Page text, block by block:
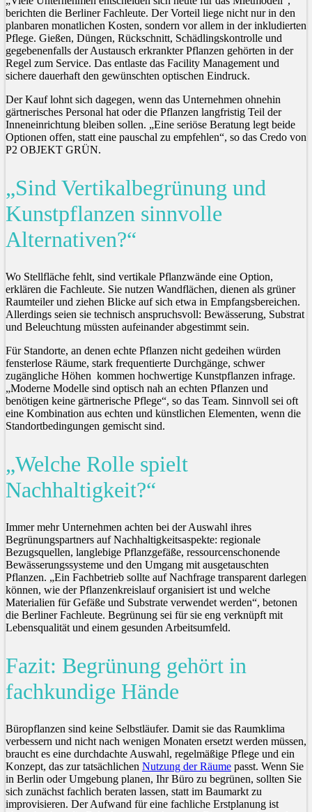
berichten die Berliner Fachleute. Der Vorteil liege nicht nur in den
planbaren monatlichen Kosten, sondern vor allem in der inkludierten
Pflege. Gießen, Düngen, Rückschnitt, Schädlingskontrolle und
gegebenenfalls der Austausch erkrankter Pflanzen gehörten in der
Regel zum Service. Das entlaste das Facility Management und
sichere dauerhaft den gewünschten optischen Eindruck.
Der Kauf lohnt sich dagegen, wenn das Unternehmen ohnehin
gärtnerisches Personal hat oder die Pflanzen langfristig Teil der
Inneneinrichtung bleiben sollen. „Eine seriöse Beratung legt beide
Optionen offen, statt eine pauschal zu empfehlen“, so das Credo von
P2 OBJEKT GRÜN.
„Sind Vertikalbegrünung und
Kunstpflanzen sinnvolle
Alternativen?“
Wo Stellfläche fehlt, sind vertikale Pflanzwände eine Option,
erklären die Fachleute. Sie nutzen Wandflächen, dienen als grüner
Raumteiler und ziehen Blicke auf sich etwa in Empfangsbereichen.
Allerdings seien sie technisch anspruchsvoll: Bewässerung, Substrat
und Beleuchtung müssten aufeinander abgestimmt sein.
Für Standorte, an denen echte Pflanzen nicht gedeihen würden
fensterlose Räume, stark frequentierte Durchgänge, schwer
zugängliche Höhen kommen hochwertige Kunstpflanzen infrage.
„Moderne Modelle sind optisch nah an echten Pflanzen und
benötigen keine gärtnerische Pflege“, so das Team. Sinnvoll sei oft
eine Kombination aus echten und künstlichen Elementen, wenn die
Standortbedingungen gemischt sind.
„Welche Rolle spielt
Nachhaltigkeit?“
Immer mehr Unternehmen achten bei der Auswahl ihres
Begrünungspartners auf Nachhaltigkeitsaspekte: regionale
Bezugsquellen, langlebige Pflanzgefäße, ressourcenschonende
Bewässerungssysteme und den Umgang mit ausgetauschten
Pflanzen. „Ein Fachbetrieb sollte auf Nachfrage transparent darlegen
können, wie der Pflanzenkreislauf organisiert ist und welche
Materialien für Gefäße und Substrate verwendet werden“, betonen
die Berliner Fachleute. Begrünung sei für sie eng verknüpft mit
Lebensqualität und einem gesunden Arbeitsumfeld.
Fazit: Begrünung gehört in
fachkundige Hände
Büropflanzen sind keine Selbstläufer. Damit sie das Raumklima
verbessern und nicht nach wenigen Monaten ersetzt werden müssen,
braucht es eine durchdachte Auswahl, regelmäßige Pflege und ein
Konzept, das zur tatsächlichen Nutzung der Räume passt. Wenn Sie
in Berlin oder Umgebung planen, Ihr Büro zu begrünen, sollten Sie
sich zunächst fachlich beraten lassen, statt im Baumarkt zu
improvisieren. Der Aufwand für eine fachliche Erstplanung ist